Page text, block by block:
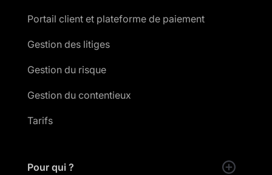
Portail client et plateforme de paiement
Gestion des litiges
Gestion du risque
Gestion du contentieux
Tarifs
Pour qui ?